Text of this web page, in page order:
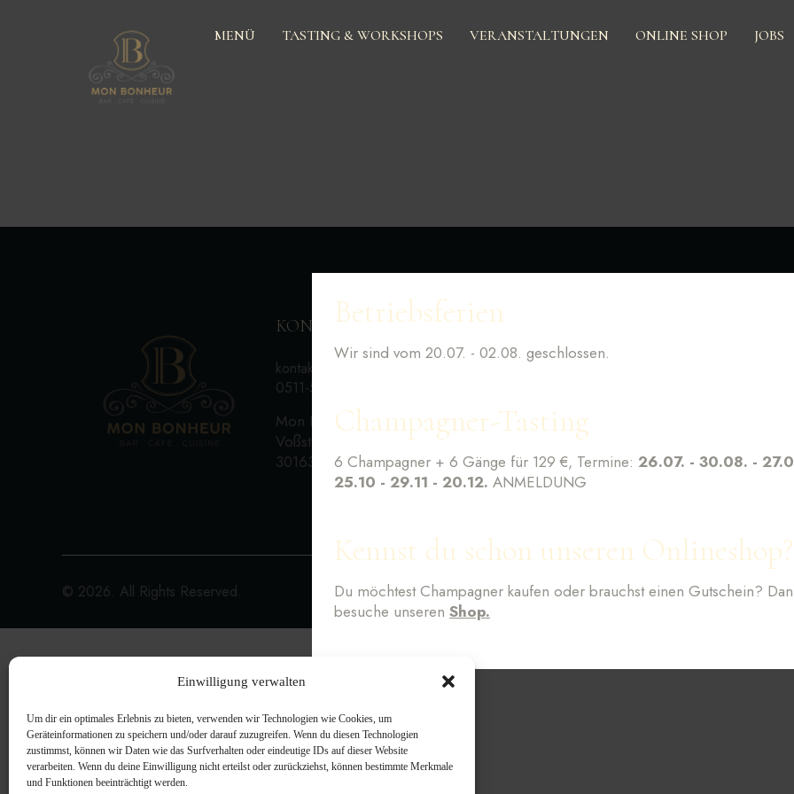
Einwilligung verwalten
Um dir ein optimales Erlebnis zu bieten, verwenden wir Technologien wie Cookies, um
Geräteinformationen zu speichern und/oder darauf zuzugreifen. Wenn du diesen Technologien
zustimmst, können wir Daten wie das Surfverhalten oder eindeutige IDs auf dieser Website
verarbeiten. Wenn du deine Einwilligung nicht erteilst oder zurückziehst, können bestimmte Merkmale
und Funktionen beeinträchtigt werden.
MENÜ TASTING & WORKSHOPS VERANSTALTUNGEN ONLINE SHOP JOBS
KONTAKT
kontakt@monbonheur.de
0511-53078717
Mon Bonheur
Voßstraße 53
30163 Hannover
ÖFFNUNGSZEITEN
Montag geschlossen
Freitag – Samstag 17:00 – 1:00
Sonntag 15:00 – 22:00
© 2026. All Rights Reserved. Impressum Datenschutz AGB
Betriebsferien
Wir sind vom 20.07. - 02.08. geschlossen.
Champagner-Tasting
6 Champagner + 6 Gänge für 129 €, Termine: 26.07. - 30.08. -
25.10 - 29.11 - 20.12. ANMELDUNG
Kennst du schon unseren Onlineshop?
Du möchtest Champagner kaufen oder brauchst einen Gutschein?
besuche unseren Shop.